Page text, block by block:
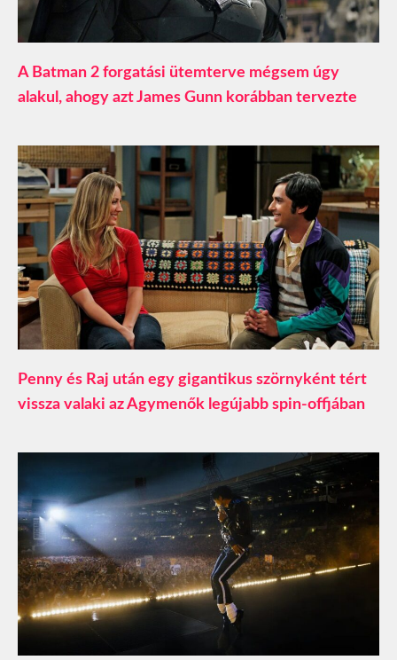
A Batman 2 forgatási ütemterve mégsem úgy
alakul, ahogy azt James Gunn korábban tervezte
Penny és Raj után egy gigantikus szörnyként tért
vissza valaki az Agymenők legújabb spin-offjában